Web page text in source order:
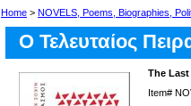
Home > NOVELS, Poems, Biographies,
Ο Τελευταίος
The
Item#